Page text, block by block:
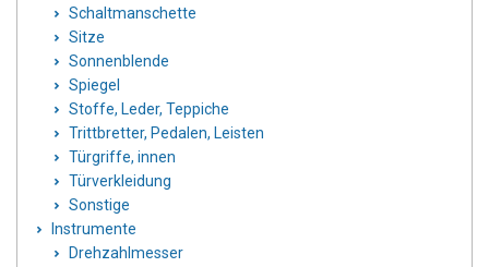
Schaltmanschette
Sitze
Sonnenblende
Spiegel
Stoffe, Leder, Teppiche
Trittbretter, Pedalen, Leisten
Türgriffe, innen
Türverkleidung
Sonstige
Instrumente
Drehzahlmesser